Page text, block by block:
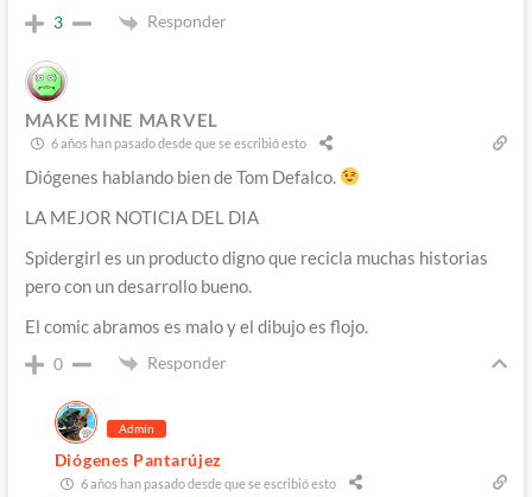
3 Responder
MAKE MINE MARVEL
6 años han pasado desde que se escribió esto
Diógenes hablando bien de Tom Defalco.
LA MEJOR NOTICIA DEL DIA
Spidergirl es un producto digno que recicla muchas historias
pero con un desarrollo bueno.
El comic abramos es malo y el dibujo es flojo.
0 Responder
Admin
Diógenes Pantarújez
6 años han pasado desde que se escribió esto